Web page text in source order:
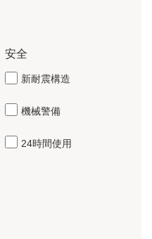
安全
新耐震構造
機械警備
24時間使用